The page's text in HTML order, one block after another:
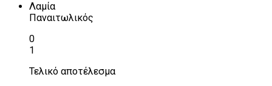
Λαμία
Παναιτωλικός
0
1
Τελικό αποτέλεσμα